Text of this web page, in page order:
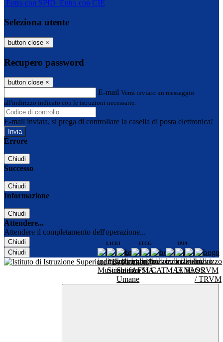
Entra con SPID Entra con CIE
Seleziona utente
button close ×
Recupero password
button close ×
E-mail Verrà inviato un messaggio
all'indirizzo indicato con le istruzioni necessarie.
E-mail inviata, si prega di controllare la casella di posta elettronica!
Errore
Chiudi
Successo
Chiudi
Informazione
Chiudi
Attendere...
Attendere il completamento dell'operazione...
Chiudi
Chiudi
LICEI ITCG IPIA